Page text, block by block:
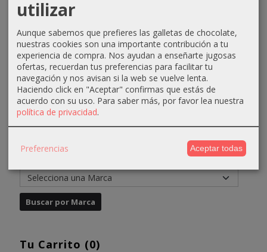
Marcas
Tu Carrito (0)
Ceniza...
4,31 €
6,61 €
4,31 €
6,61 € 4,31 €
6,61 €
7,76 €
utilizar
Aunque sabemos que prefieres las galletas de chocolate,
nuestras cookies son una importante contribución a tu
experiencia de compra. Nos ayudan a enseñarte jugosas
ofertas, recuerdan tus preferencias para facilitar tu
navegación y nos avisan si la web se vuelve lenta.
Haciendo click en "Aceptar" confirmas que estás de
acuerdo con su uso. Para saber más, por favor lea nuestra
política de privacidad.
Preferencias Aceptar todas